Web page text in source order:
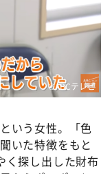
©️ABCテレビ
いう女性。「色
いた特徴をもと
く探し出した財布